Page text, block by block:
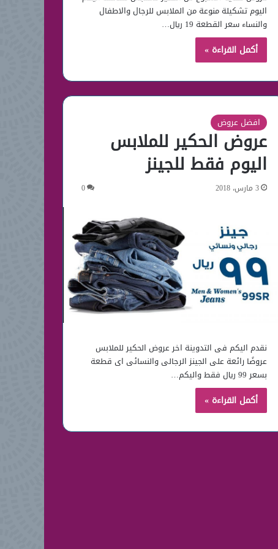
اليوم تشكيلة منوعة من الملابس للرجال والاطفال
والنساء سعر القطعة 19 ريال…
أكمل القراءة »
افضل عروض
عروض الحكير للملابس
اليوم فقط للجينز
3 مارس، 2018 0
نقدم اليكم فى التدوينة اخر عروض الحكير للملابس
عروضًا رائعة على الجينز الرجالى والنسائى اى قطعة
بسعر 99 ريال فقط واليكم…
أكمل القراءة »